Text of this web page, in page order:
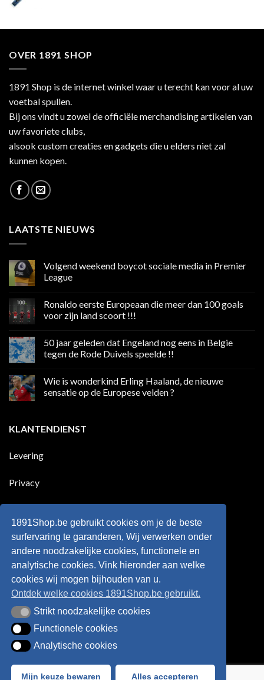
OVER 1891 SHOP
1891 Shop is de internet winkel waar u terecht kan voor al uw
voetbal spullen.
Bij ons vindt u zowel de officiële merchandising artikelen van
uw favoriete clubs,
alsook custom creaties en gadgets die u elders niet zal
kunnen kopen.
LAATSTE NIEUWS
Volgend weekend boycot sociale media in Premier
League
op
weekend
media
in
Premier
Ronaldo eerste Europeaan die meer dan 100 goals
voor zijn land scoort !!!
op
Ronaldo
eerste
meer
100
land
scoort
50 jaar geleden dat Engeland nog eens in Belgie
tegen de Rode Duivels speelde !!
op
jaar
nog
eens
tegen
Wie is wonderkind Erling Haaland, de nieuwe
sensatie op de Europese velden ?
Wie
is
Haaland,
Europese
?
KLANTENDIENST
Levering
Privacy
Retourneren
Algemene voorwaarden
BancontactVisa IDeal
1891Shop.be gebruikt cookies om je de beste
surfervaring te garanderen, Wij verwerken onder
andere noodzakelijke cookies, functionele en
analytische cookies. Vink hieronder aan welke
cookies wij mogen bijhouden van u.
Ontdek welke cookies 1891Shop.be gebruikt.
Strikt noodzakelijke cookies
Strikt noodzakelijke cookies
Functionele cookies
Functionele cookies
Analytische cookies
Analytische cookies
Mijn keuze bewaren Alles accepteren